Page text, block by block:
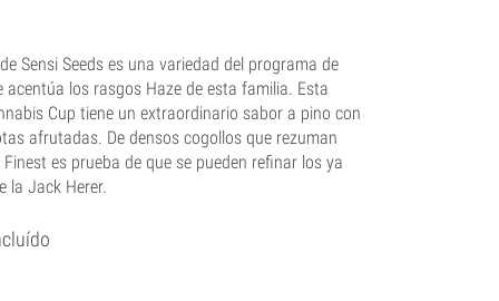
Sensi Seeds es una variedad del programa de
acentúa los rasgos Haze de esta familia. Esta
Cup tiene un extraordinario sabor a pino con
afrutadas. De densos cogollos que rezuman
es prueba de que se pueden refinar los ya
la Jack Herer.